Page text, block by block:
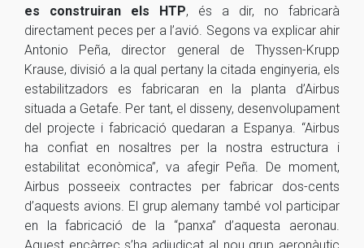
es construiran els HTP, és a dir, no fabricarà
directament peces per a l’avió. Segons va explicar ahir
Antonio Peña, director general de Thyssen-Krupp
Krause, divisió a la qual pertany la citada enginyeria, els
estabilitzadors es fabricaran en la planta d’Airbus
situada a Getafe. Per tant, el disseny, desenvolupament
del projecte i fabricació quedaran a Espanya. “Airbus
ha confiat en nosaltres per la nostra estructura i
estabilitat econòmica”, va afegir Peña. De moment,
Airbus posseeix contractes per fabricar dos-cents
d’aquests avions. El grup alemany també vol participar
en la fabricació de la “panxa” d’aquesta aeronau.